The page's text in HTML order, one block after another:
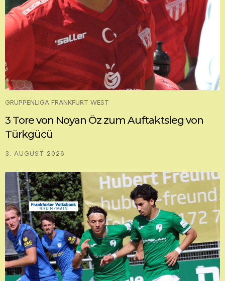
GRUPPENLIGA FRANKFURT WEST
3 Tore von Noyan Öz zum Auftaktsieg von
Türkgücü
3. AUGUST 2026